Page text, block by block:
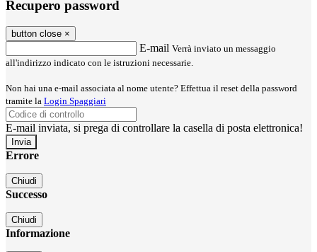
Recupero password
button close ×
E-mail Verrà inviato un messaggio
all'indirizzo indicato con le istruzioni necessarie.
Non hai una e-mail associata al nome utente? Effettua il reset della password
tramite la Login Spaggiari
E-mail inviata, si prega di controllare la casella di posta elettronica!
Errore
Chiudi
Successo
Chiudi
Informazione